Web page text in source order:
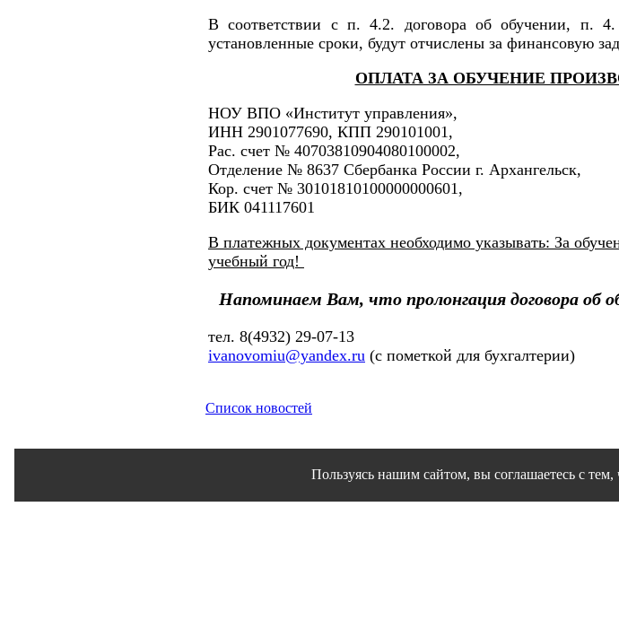
В соответствии с п. 4.2. договора об обучении, п.
установленные сроки, будут отчислены за финансовую
ОПЛАТА ЗА ОБУЧЕНИЕ
НОУ ВПО «Институт управления»,
ИНН 2901077690, КПП 290101001,
Рас. счет № 40703810904080100002,
Отделение № 8637 Сбербанка России г. Архангельск,
Кор. счет № 30101810100000000601,
БИК 041117601
В платежных документах необходимо указывать: За
учебный год!
Напоминаем Вам, что пролонгация договора об
тел. 8(4932) 29-07-13
ivanovomiu@yandex.ru (с пометкой для бухгалтерии)
Список новостей
Пользуясь нашим сайтом, вы соглашаетесь с